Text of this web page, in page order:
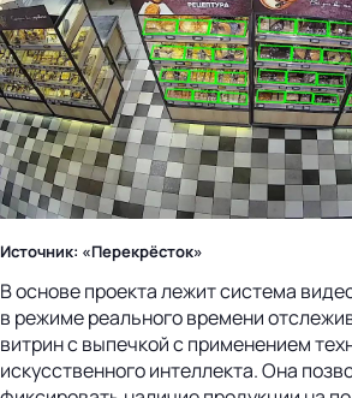
Источник: «Перекрёсток»
В основе проекта лежит система
в режиме реального времени
витрин с выпечкой с применением
искусственного интеллекта. Она